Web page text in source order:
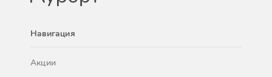
Навигация
Акции